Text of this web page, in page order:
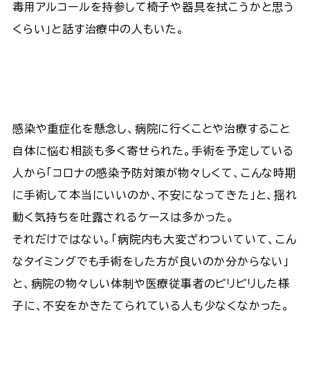
毒用アルコールを持参して椅子や器具を拭こうかと思う
くらい」と話す治療中の人もいた。
感染や重症化を懸念し、病院に行くことや治療すること
自体に悩む相談も多く寄せられた。手術を予定している
人から「コロナの感染予防対策が物々しくて、こんな時期
に手術して本当にいいのか、不安になってきた」と、揺れ
動く気持ちを吐露されるケースは多かった。
それだけではない。「病院内も大変ざわついていて、こん
なタイミングでも手術をした方が良いのか分からない」
と、病院の物々しい体制や医療従事者のピリピリした様
子に、不安をかきたてられている人も少なくなかった。